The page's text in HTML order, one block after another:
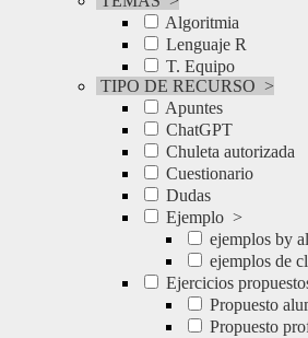
Algoritmia
Lenguaje R
T. Equipo
TIPO DE RECURSO >
Apuntes
ChatGPT
Chuleta autorizada
Cuestionario
Dudas
Ejemplo >
ejemplos by
ejemplos de
Ejercicios
Propuesto
Propuesto